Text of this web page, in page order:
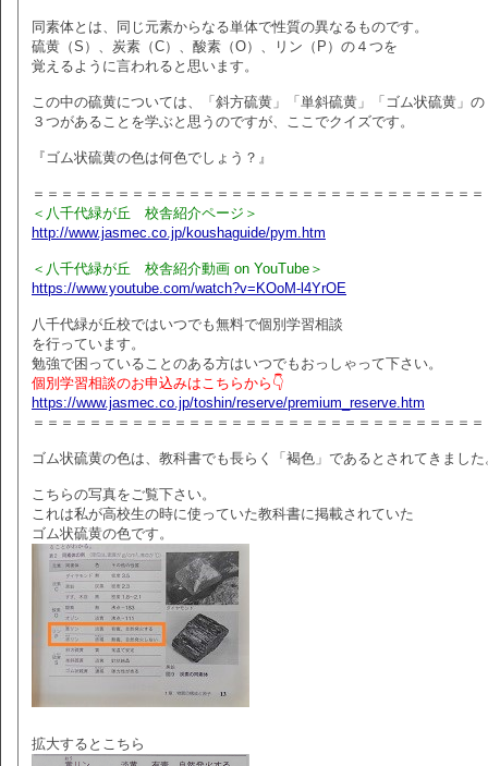
同素体とは、同じ元素からなる単体で性質の異なるものです。
硫黄（S）、炭素（C）、酸素（O）、リン（P）の４つを
覚えるように言われると思います。
この中の硫黄については、「斜方硫黄」「単斜硫黄」「ゴム状硫黄」の
３つがあることを学ぶと思うのですが、ここでクイズです。
『ゴム状硫黄の色は何色でしょう？』
＝＝＝＝＝＝＝＝＝＝＝＝＝＝＝＝＝＝＝＝＝＝＝＝＝＝＝＝＝＝＝＝
＜八千代緑が丘 校舎紹介ページ＞
http://www.jasmec.co.jp/koushaguide/pym.htm
＜八千代緑が丘 校舎紹介動画 on YouTube＞
https://www.youtube.com/watch?v=KOoM-l4YrOE
八千代緑が丘校ではいつでも無料で個別学習相談
を行っています。
勉強で困っていることのある方はいつでもおっしゃって下さい。
個別学習相談のお申込みはこちらから👇
https://www.jasmec.co.jp/toshin/reserve/premium_reserve.htm
＝＝＝＝＝＝＝＝＝＝＝＝＝＝＝＝＝＝＝＝＝＝＝＝＝＝＝＝＝＝＝＝
ゴム状硫黄の色は、教科書でも長らく「褐色」であるとされてきました
こちらの写真をご覧下さい。
これは私が高校生の時に使っていた教科書に掲載されていた
ゴム状硫黄の色です。
拡大するとこちら